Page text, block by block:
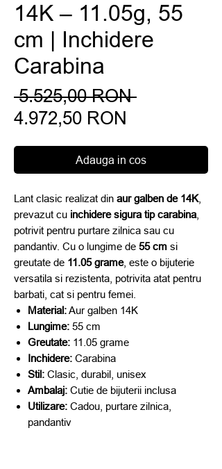
14K – 11.05g, 55
cm | Inchidere
Carabina
5.525,00 RON Preț
4.972,50 RON
Adauga in cos
Lant clasic realizat din aur galben de 14K,
prevazut cu inchidere sigura tip carabina
potrivit pentru purtare zilnica sau cu
pandantiv. Cu o lungime de 55 cm si
greutate de 11.05 grame, este o bijuterie
versatila si rezistenta, potrivita atat pentru
barbati, cat si pentru femei.
Material:Aur galben 14K
Lungime: 55 cm
Greutate: 11.05 grame
Inchidere: Carabina
Stil: Clasic, durabil, unisex
Ambalaj: Cutie de bijuterii inclusa
Utilizare: Cadou, purtare zilnica,
pandantiv